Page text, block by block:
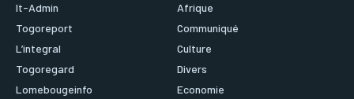
It-Admin
Togoreport
L’integral
Togoregard
Lomebougeinfo
Afrique
Communiqué
Culture
Divers
Economie